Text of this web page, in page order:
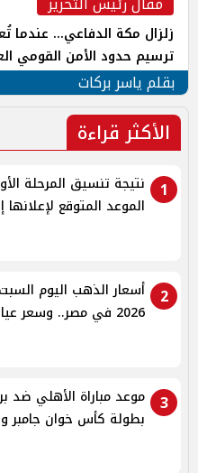
زلزال مكة الدفاعي... عندما
ترسيم حدود الأمن القومي
بقلم ياسر بركات
الأكثر قراءة
1
الموعد المتوقع لإعلانها
2
2026 في مصر.. وسعر عيار 21
3
موعد مباراة الأهلي ضد
بطولة كأس خوان جامبر